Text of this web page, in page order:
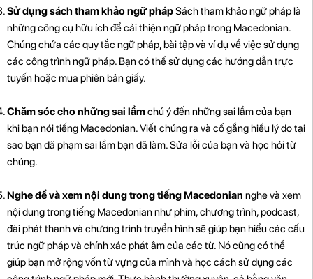
Sử dụng sách tham khảo ngữ phápSách tham khảo ngữ pháp là
những công cụ hữu ích để cải thiện ngữ pháp trong Macedonian.
Chúng chứa các quy tắc ngữ pháp, bài tập và ví dụ về việc sử dụng
các công trình ngữ pháp. Bạn có thể sử dụng các hướng dẫn trực
tuyến hoặc mua phiên bản giấy.
Chăm sóc cho những sai lầmchú ý đến những sai lầm của bạn
khi bạn nói tiếng Macedonian. Viết chúng ra và cố gắng hiểu lý do tại
sao bạn đã phạm sai lầm bạn đã làm. Sửa lỗi của bạn và học hỏi từ
chúng.
Nghe để và xem nội dung trong tiếng Macedonian nghe và xem
nội dung trong tiếng Macedonian như phim, chương trình, podcast,
đài phát thanh và chương trình truyền hình sẽ giúp bạn hiểu các cấu
trúc ngữ pháp và chính xác phát âm của các từ. Nó cũng có thể
giúp bạn mở rộng vốn từ vựng của mình và học cách sử dụng các